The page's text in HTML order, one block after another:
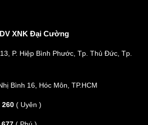
XNK Đại Cường
P. Hiệp Bình Phước, Tp. Thủ Đức, Tp.
Bình 16, Hóc Môn, TP.HCM
260 ( Uyên )